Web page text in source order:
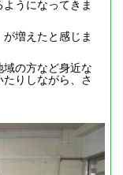
うになってきま
増えたと感じま
の方など身近な
りしながら、さ